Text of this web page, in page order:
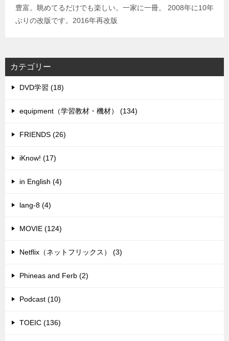
豊富。眺めてるだけでも楽しい。一家に一冊。 2008年に10年
ぶりの改版です。2016年再改版
カテゴリー
DVD学習 (18)
equipment（学習教材・機材） (134)
FRIENDS (26)
iKnow! (17)
in English (4)
lang-8 (4)
MOVIE (124)
Netflix（ネットフリックス） (3)
Phineas and Ferb (2)
Podcast (10)
TOEIC (136)